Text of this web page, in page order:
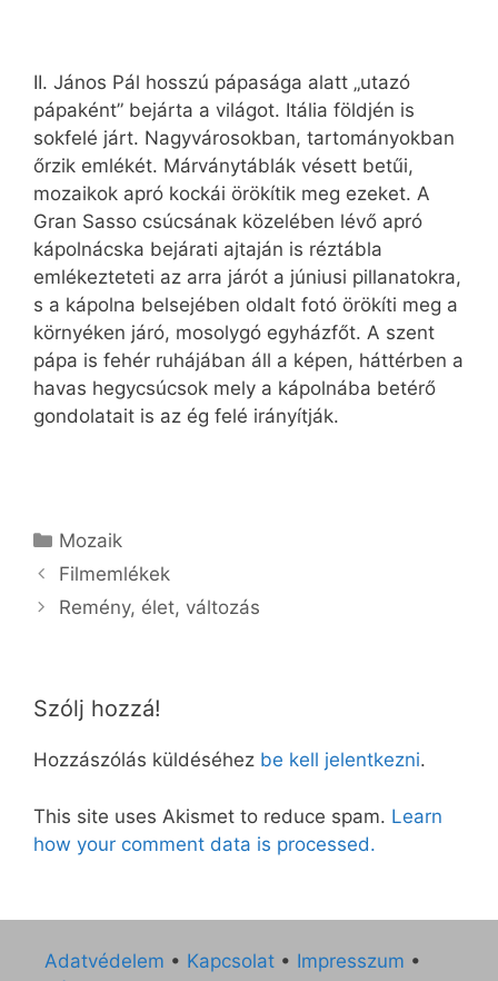
II. János Pál hosszú pápasága alatt „utazó
pápaként” bejárta a világot. Itália földjén is
sokfelé járt. Nagyvárosokban, tartományokban
őrzik emlékét. Márványtáblák vésett betűi,
mozaikok apró kockái örökítik meg ezeket. A
Gran Sasso csúcsának közelében lévő apró
kápolnácska bejárati ajtaján is réztábla
emlékezteteti az arra járót a júniusi pillanatokra,
s a kápolna belsejében oldalt fotó örökíti meg a
környéken járó, mosolygó egyházfőt. A szent
pápa is fehér ruhájában áll a képen, háttérben a
havas hegycsúcsok mely a kápolnába betérő
gondolatait is az ég felé irányítják.
Kategória
Mozaik
Filmemlékek
Remény, élet, változás
Szólj hozzá!
Hozzászólás küldéséhez be kell jelentkezni.
This site uses Akismet to reduce spam. Learn
how your comment data is processed.
Adatvédelem • Kapcsolat • Impresszum •